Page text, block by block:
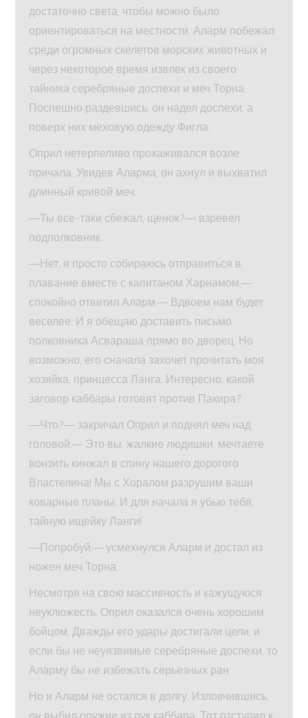
достаточно света, чтобы можно было
ориентироваться на местности. Аларм побежал
среди огромных скелетов морских животных и
через некоторое время извлек из своего
тайника серебряные доспехи и меч Торна.
Поспешно раздевшись, он надел доспехи, а
поверх них меховую одежду Фигла.
Оприл нетерпеливо прохаживался возле
причала. Увидев Аларма, он ахнул и выхватил
длинный кривой меч.
—Ты все-таки сбежал, щенок?— взревел
подполковник.
—Нет, я просто собираюсь отправиться в
плавание вместе с капитаном Харнамом,—
спокойно ответил Аларм.— Вдвоем нам будет
веселее. И я обещаю доставить письмо
полковника Асвараша прямо во дворец. Но
возможно, его сначала захочет прочитать моя
хозяйка, принцесса Ланга. Интересно, какой
заговор каббары готовят против Пакира?
—Что?— закричал Оприл и поднял меч над
головой.— Это вы, жалкие людишки, мечтаете
вонзить кинжал в спину нашего дорогого
Властелина! Мы с Хоралом разрушим ваши
коварные планы. И для начала я убью тебя,
тайную ищейку Ланги!
—Попробуй,— усмехнулся Аларм и достал из
ножен меч Торна.
Несмотря на свою массивность и кажущуюся
неуклюжесть, Оприл оказался очень хорошим
бойцом. Дважды его удары достигали цели, и
если бы не неуязвимые серебряные доспехи, то
Аларму бы не избежать серьезных ран.
Но и Аларм не остался в долгу. Изловчившись,
он выбил оружие из рук каббара. Тот отступил к